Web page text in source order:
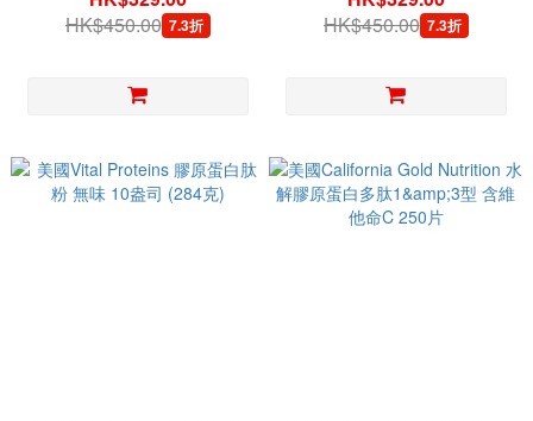
HK$450.00 7.3折
HK$450.00 7.3折